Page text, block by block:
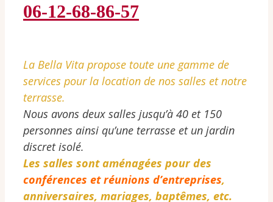
06-12-68-86-57
La Bella Vita propose toute une gamme de
services pour la location de nos salles et notre
terrasse.
Nous avons deux salles jusqu’à 40 et 150
personnes ainsi qu’une terrasse et un jardin
discret isolé.
Les salles sont aménagées pour des
conférences et réunions d’entreprises,
anniversaires, mariages, baptêmes, etc.